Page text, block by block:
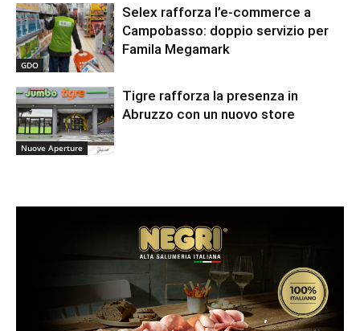
GDO
Selex rafforza l’e-commerce a
Campobasso: doppio servizio per
Famila Megamark
Nuove Aperture
Tigre rafforza la presenza in
Abruzzo con un nuovo store